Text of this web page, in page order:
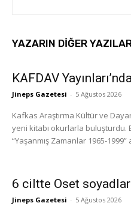
YAZARIN DIĞER
KAFDAV
Jineps Gazetesi - 5 Ağustos 2026
Kafkas Araştırma Kültür ve
yeni kitabı okurlarla buluşturdu.
“Yaşanmış Zamanlar 1965-1999”
6 ciltte Oset
Jineps Gazetesi - 5 Ağustos 2026